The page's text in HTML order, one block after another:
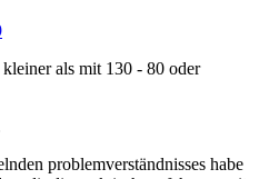
als mit 130 - 80 oder
problemverständnisses habe